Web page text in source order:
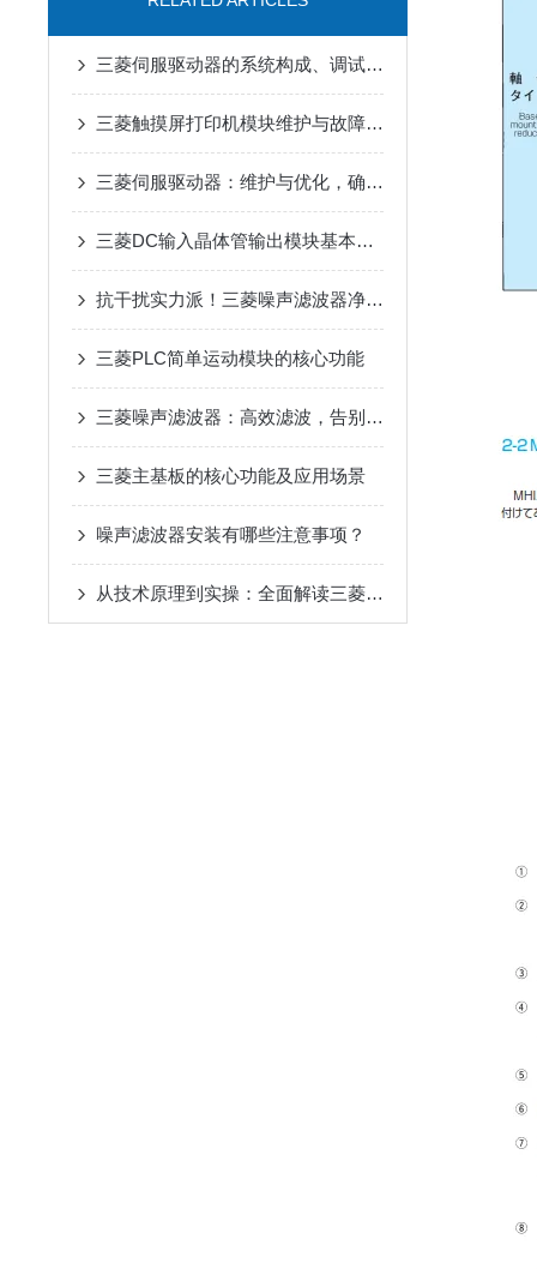
三菱伺服驱动器的系统构成、调试流程、日常维护和常见问题处理
三菱触摸屏打印机模块维护与故障排查
三菱伺服驱动器：维护与优化，确保长期稳定运行
三菱DC输入晶体管输出模块基本概论与特点
抗干扰实力派！三菱噪声滤波器净化电路环境
三菱PLC简单运动模块的核心功能
三菱噪声滤波器：高效滤波，告别工业电磁干扰
三菱主基板的核心功能及应用场景
噪声滤波器安装有哪些注意事项？
从技术原理到实操：全面解读三菱伺服驱动器的性能优势